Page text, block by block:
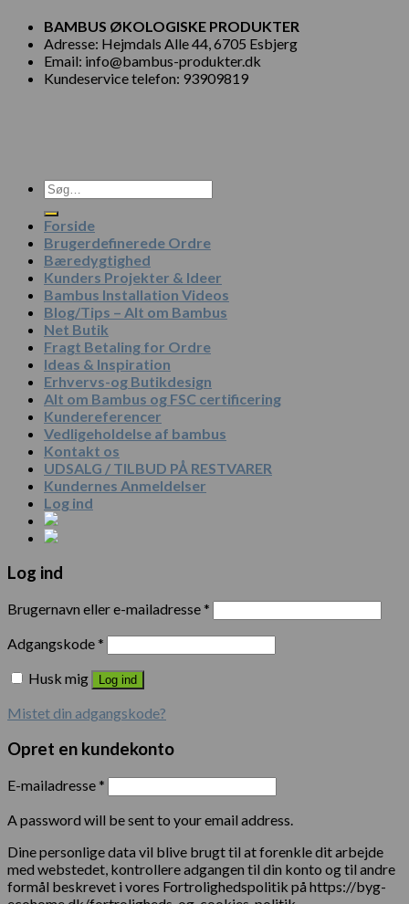
BAMBUS ØKOLOGISKE PRODUKTER
Adresse: Hejmdals Alle 44, 6705 Esbjerg
Email: info@bambus-produkter.dk
Kundeservice telefon: 93909819
Søg
efter:
Forside
Brugerdefinerede Ordre
Bæredygtighed
Kunders Projekter & Ideer
Bambus Installation Videos
Blog/Tips – Alt om Bambus
Net Butik
Fragt Betaling for Ordre
Ideas & Inspiration
Erhvervs-og Butikdesign
Alt om Bambus og FSC certificering
Kundereferencer
Vedligeholdelse af bambus
Kontakt os
UDSALG / TILBUD PÅ RESTVARER
Kundernes Anmeldelser
Log ind
Log ind
Brugernavn eller e-mailadresse*
Adgangskode*
Husk mig
Log ind
Mistet din adgangskode?
Opret en kundekonto
E-mailadresse*
A password will be sent to your email address.
Dine personlige data vil blive brugt til at forenkle dit arbejde
med webstedet, kontrollere adgangen til din konto og til andre
formål beskrevet i vores Fortrolighedspolitik på https://byg-